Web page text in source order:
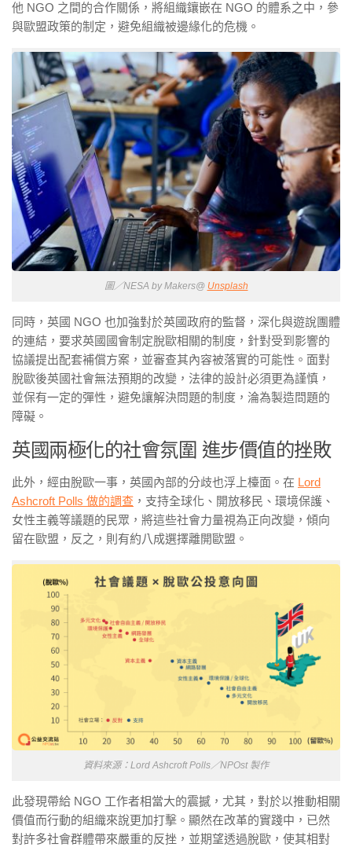
他 NGO 之間的合作關係，將組織鑲嵌在 NGO 的體系之中，參
與歐盟政策的制定，避免組織被邊緣化的危機。
圖／NESA by Makers@ Unsplash
同時，英國 NGO 也加強對於英國政府的監督，深化與遊說團體
的連結，要求英國國會制定脫歐相關的制度，針對受到影響的
協議提出配套補償方案，並審查其內容被落實的可能性。面對
脫歐後英國社會無法預期的改變，法律的設計必須更為謹慎，
並保有一定的彈性，避免讓解決問題的制度，淪為製造問題的
障礙。
英國兩極化的社會氛圍 進步價值的挫敗
此外，經由脫歐一事，英國內部的分歧也浮上檯面。在 Lord
Ashcroft Polls 做的調查 ，支持全球化、開放移民、環境保護、
女性主義等議題的民眾，將這些社會力量視為正向改變，傾向
留在歐盟，反之，則有約八成選擇離開歐盟。
資料來源：Lord Ashcroft Polls／NPOst 製作
此發現帶給 NGO 工作者相當大的震撼，尤其，對於以推動相關
價值而行動的組織來說更加打擊。顯然在改革的實踐中，已然
對許多社會群體帶來嚴重的反挫，並期望透過脫歐，使其相對